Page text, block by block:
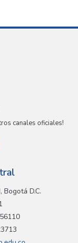
canales oficiales!
D.C.